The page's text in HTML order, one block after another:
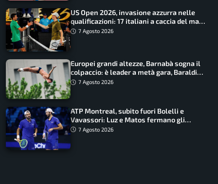
US Open 2026, invasione azzurra nelle
qualificazioni: 17 italiani a caccia del main
draw7 Agosto 2026
Europei grandi altezze, Barnabà sogna il
colpaccio: è leader a metà gara, Baraldi
ancora in corsa
7 Agosto 2026
ATP Montreal, subito fuori Bolelli e
Vavassori: Luz e Matos fermano gli
azzurri
7 Agosto 2026